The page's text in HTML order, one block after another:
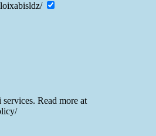
Read more at